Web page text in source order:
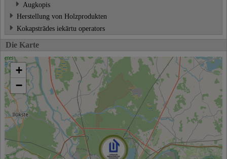
Augkopis
Herstellung von Holzprodukten
Kokapstrādes iekārtu operators
Die Karte
+
−